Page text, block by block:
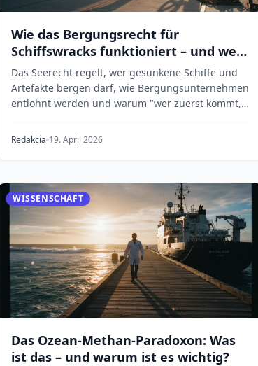
Wie das Bergungsrecht für
Schiffswracks funktioniert – und wem
die Schätze gehören
Das Seerecht regelt, wer gesunkene Schiffe und
Artefakte bergen darf, wie Bergungsunternehmen
entlohnt werden und warum "wer zuerst kommt,
Redakcia 19. April 2026
WISSENSCHAFT
Das Ozean-Methan-Paradoxon: Was
ist das – und warum ist es wichtig?